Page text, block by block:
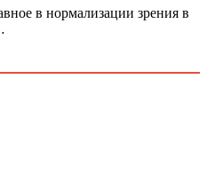
в нормализации зрения в